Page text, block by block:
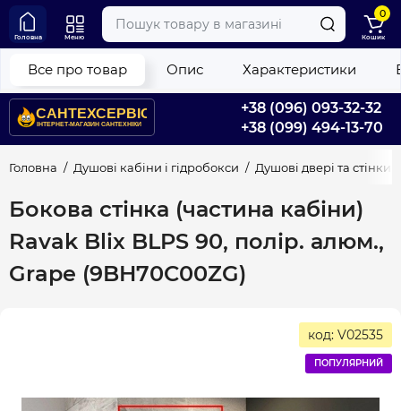
+38 (096) 093-32-32
+38 (099) 494-13-70
Головна Меню
0
Кошик
Головна Душові кабіни і гідробокси Душові двері та стінки
Бокова стінка (частина кабіни)
Ravak Blix BLPS 90, полір. алюм.,
Grape (9BH70C00ZG)
Все про товар Опис Характеристики
код: V02535
ПОПУЛЯРНИЙ